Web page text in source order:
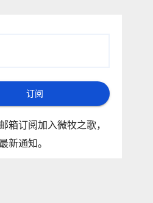
订阅
箱订阅加入微牧之歌，
新通知。